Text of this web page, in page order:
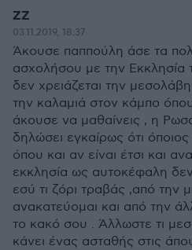
ZZ
03.11.2019, 18:37
Άκουσε παππούλη άσε τα
ασχολήσου με την
δεν χρειάζεται την
την καλαμιά στον κάμπο
άκουσε να μαθαίνεις , η
δηλώσει εγκαίρως ότι
όπου και αν είναι έτσι και
εκκλησία ως αυτοκέφαλη
εσύ τι ζόρι τραβάς ,από την
ανακατεύομαι και από την
το κακό σου . Άλλωστε τι
κάνει ένας ασταθής στις